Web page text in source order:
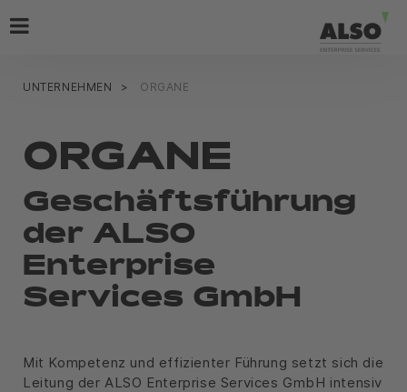
UNTERNEHMEN ORGANE
ORGANE
Geschäftsführung
der ALSO
Enterprise
Services GmbH
Mit Kompetenz und effizienter Führung setzt sich die
Leitung der ALSO Enterprise Services GmbH intensiv